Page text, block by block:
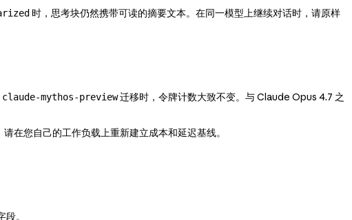
时，思考块仍然携带可读的摘要文本。在同一模型上继续对话时，请原样
claude-mythos-preview迁移时，令牌计数大致不变。与 Claude Opus 4.7 之
在您自己的工作负载上重新建立成本和延迟基线。
段。